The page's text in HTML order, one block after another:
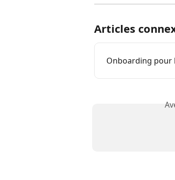
Articles
Onboarding pour